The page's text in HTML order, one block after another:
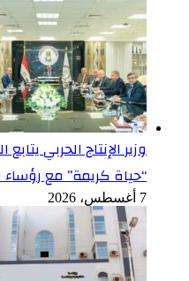
وزير الإنتاج الحربي
“حياة كريمة” مع
7 أغسطس، 2026